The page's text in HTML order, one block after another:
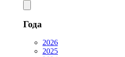
Года
2026
2025